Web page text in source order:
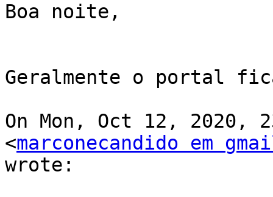
Boa noite,
Geralmente o portal
On Mon, Oct 12, 2020,
<marconecandido em
wrote: